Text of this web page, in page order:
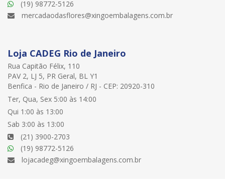
(19) 98772-5126
mercadaodasflores@xingoembalagens.com.br
Loja CADEG Rio de Janeiro
Rua Capitão Félix, 110
PAV 2, LJ 5, PR Geral, BL Y1
Benfica - Rio de Janeiro / RJ - CEP: 20920-310
Ter, Qua, Sex 5:00 às 14:00
Qui 1:00 às 13:00
Sab 3:00 às 13:00
(21) 3900-2703
(19) 98772-5126
lojacadeg@xingoembalagens.com.br